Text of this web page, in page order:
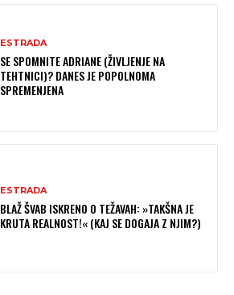
ESTRADA
SE SPOMNITE ADRIANE (ŽIVLJENJE NA
TEHTNICI)? DANES JE POPOLNOMA
SPREMENJENA
ESTRADA
BLAŽ ŠVAB ISKRENO O TEŽAVAH: »TAKŠNA JE
KRUTA REALNOST!« (KAJ SE DOGAJA Z NJIM?)